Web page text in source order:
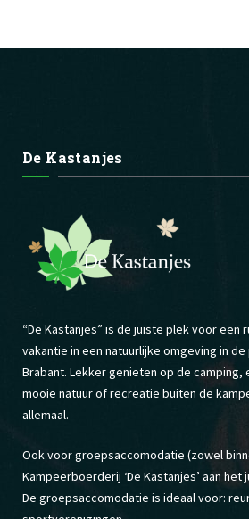
De Kastanjes
“De Kastanjes” is de juiste plek voor een
vakantie in een natuurlijke omgeving in
Brabant. Lekker genieten op de camping,
mooie natuur of recreatie buiten de
allemaal.
Ook voor groepsaccomodatie (zowel
Kampeerboerderij ‘De Kastanjes’ aan het
De groepsaccomodatie is ideaal voor: